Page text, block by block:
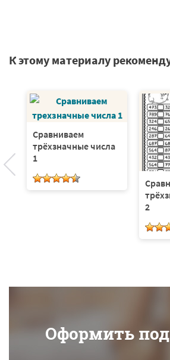
К этому материалу
Сравниваем
трёхзначные числа
1
2
Оформить